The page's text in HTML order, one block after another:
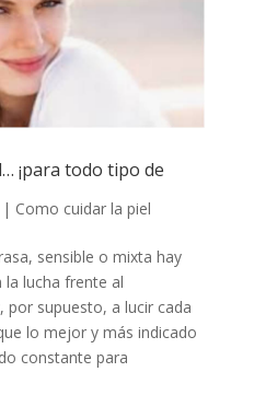
¡para todo tipo de
| Como cuidar la piel
sensible o mixta hay
la lucha frente al
por supuesto, a lucir cada
lo mejor y más indicado
constante para